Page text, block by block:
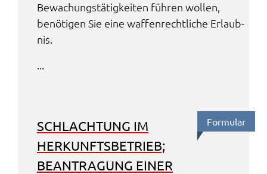
Bewa­chungs­tä­tig­kei­ten führen wollen,
benö­ti­gen Sie eine waffen­recht­li­che Erlaub­
nis.
...
SCHLACH­TUNG IM
HERKUNFTS­BE­TRIEB;
BEAN­TRA­GUNG EINER
Formu­lar